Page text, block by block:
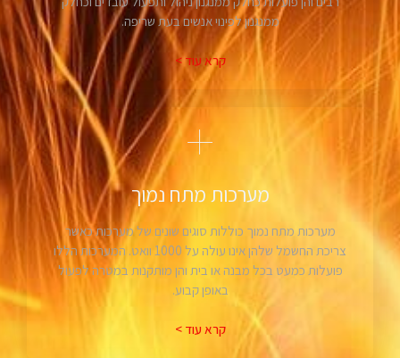
ממנגנון לפינוי אנשים בעת שריפה.
קרא עוד >
מערכות מתח נמוך
מערכות מתח נמוך כוללות סוגים שונים של מערכות כאשר
צריכת החשמל שלהן אינו עולה על 1000 וואט. המערכות הללו
פועלות כמעט בכל מבנה או בית והן מותקנות במטרה לפעול
באופן קבוע.
קרא עוד >